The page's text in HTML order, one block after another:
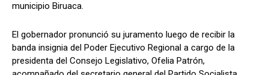
municipio Biruaca.
El gobernador pronunció su juramento luego de recibir la
banda insignia del Poder Ejecutivo Regional a cargo de la
presidenta del Consejo Legislativo, Ofelia Patrón,